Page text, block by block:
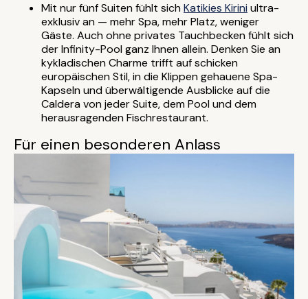
Mit nur fünf Suiten fühlt sichKatikies Kirini ultra-
exklusiv an — mehr Spa, mehr Platz, weniger
Gäste. Auch ohne privates Tauchbecken fühlt sich
der Infinity-Pool ganz Ihnen allein. Denken Sie an
kykladischen Charme trifft auf schicken
europäischen Stil, in die Klippen gehauene Spa-
Kapseln und überwältigende Ausblicke auf die
Caldera von jeder Suite, dem Pool und dem
herausragenden Fischrestaurant.
Für einen besonderen Anlass